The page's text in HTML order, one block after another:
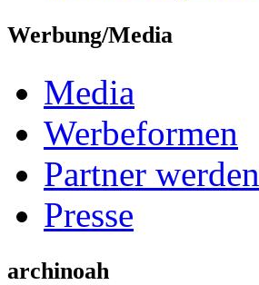
Werbung/Media
Media
Werbeformen
Partner werden
Presse
archinoah